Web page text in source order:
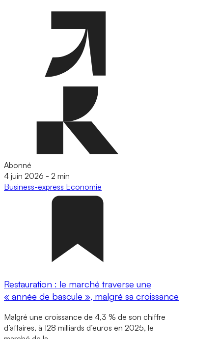
Abonné
4 juin 2026 - 2 min
Business-express Economie
Restauration : le marché traverse une
« année de bascule », malgré sa croissance
Malgré une croissance de 4,3 % de son chiffre
d’affaires, à 128 milliards d’euros en 2025, le